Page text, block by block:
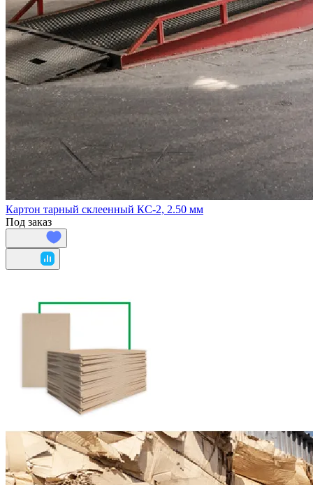
Картон тарный склеенный КС-2, 2.50 мм
Под заказ